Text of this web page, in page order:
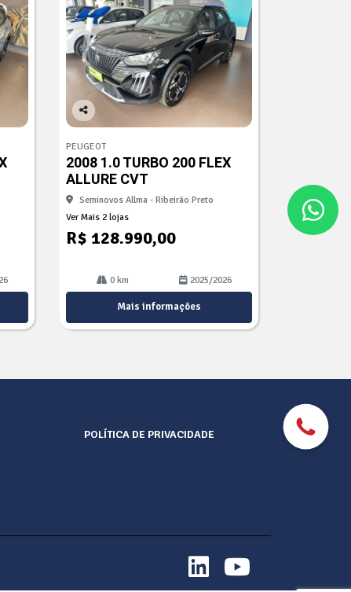
Co
arti
lhe
PEUGEOT
2008 1.0 TURBO 200 FLEX
ALLURE CVT
Seminovos Allma - Ribeirão Preto
Ver Mais 2 lojas
R$ 128.990,00
0 km 2025/2026
Mais informações
POLÍTICA DE PRIVACIDADE